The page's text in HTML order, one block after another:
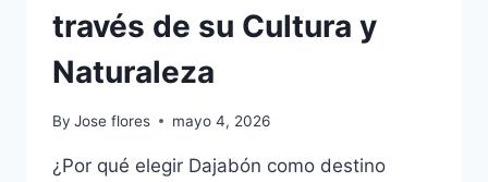
través de su Cultura y
Naturaleza
By Jose flores mayo 4, 2026
¿Por qué elegir Dajabón como destino